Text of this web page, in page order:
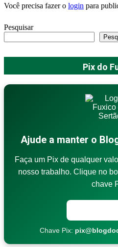
Você precisa fazer o login para
Pesquisar
Pix do
Ajude a manter o
Faça um Pix de qualquer
nosso trabalho. Clique no
chave
Chave Pix: